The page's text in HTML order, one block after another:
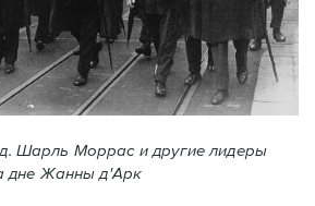
Шарль Моррас и другие лидеры
дне Жанны д'Арк